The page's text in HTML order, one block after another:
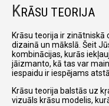
KRĀSU TEORIJA
Krāsu teorija ir zinātniskā
dizainā un mākslā. Šeit
kombinācijas, kurās
jāizmanto, kā tas var
iespaidu ir iespējams
Krāsu teorija balstās uz
vizuāls krāsu modelis,